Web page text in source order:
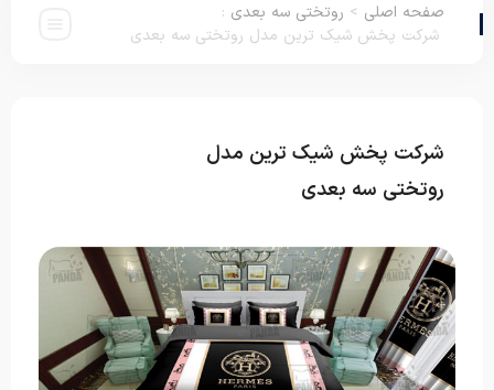
صفحه اصلی > روتختی سه بعدی :
شرکت پخش شیک ترین مدل روتختی سه بعدی
شرکت پخش شیک ترین مدل
روتختی سه بعدی